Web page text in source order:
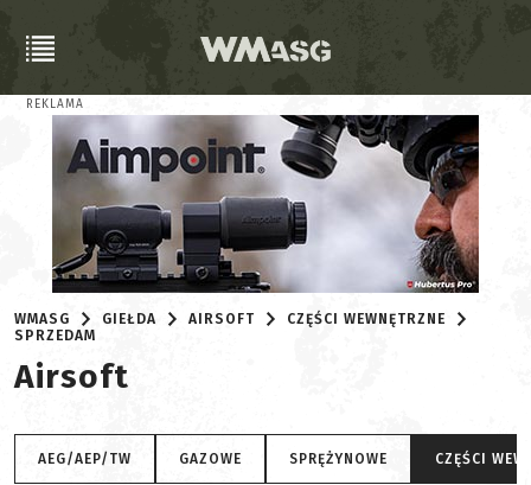
REKLAMA
WMASG GIEŁDA AIRSOFT
CZĘŚCI WEWNĘTRZNE
SPRZEDAM
Airsoft
AEG/AEP/TW GAZOWE SPRĘŻYNOWE CZĘŚCI